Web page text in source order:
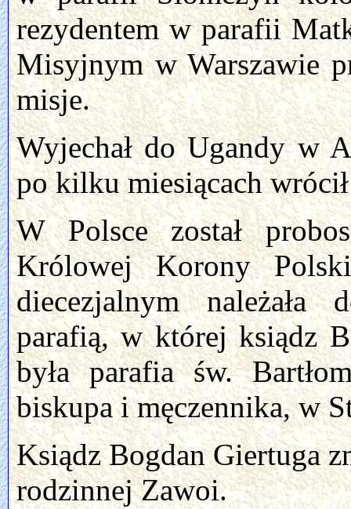
rezydentem w parafii
Misyjnym w Warszawie
misje.
Wyjechał do Ugandy w
po kilku miesiącach
W Polsce został
Królowej Korony
diecezjalnym należała
parafią, w której ksiądz
była parafia św.
biskupa i męczennika, w
Ksiądz Bogdan Giertuga
rodzinnej Zawoi.